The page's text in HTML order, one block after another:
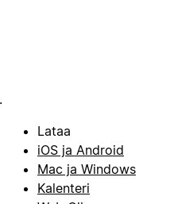
Lataa
iOS ja Android
Mac ja Windows
Kalenteri